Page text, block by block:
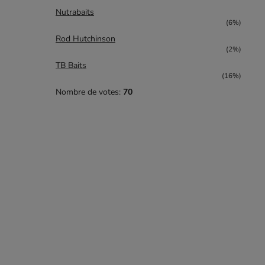
Nutrabaits
(6%)
Rod Hutchinson
(2%)
TB Baits
(16%)
Nombre de votes: 70